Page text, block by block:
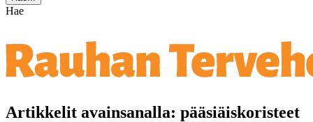
Hae
Artikkelit avainsanalla: pääsiäiskoristeet